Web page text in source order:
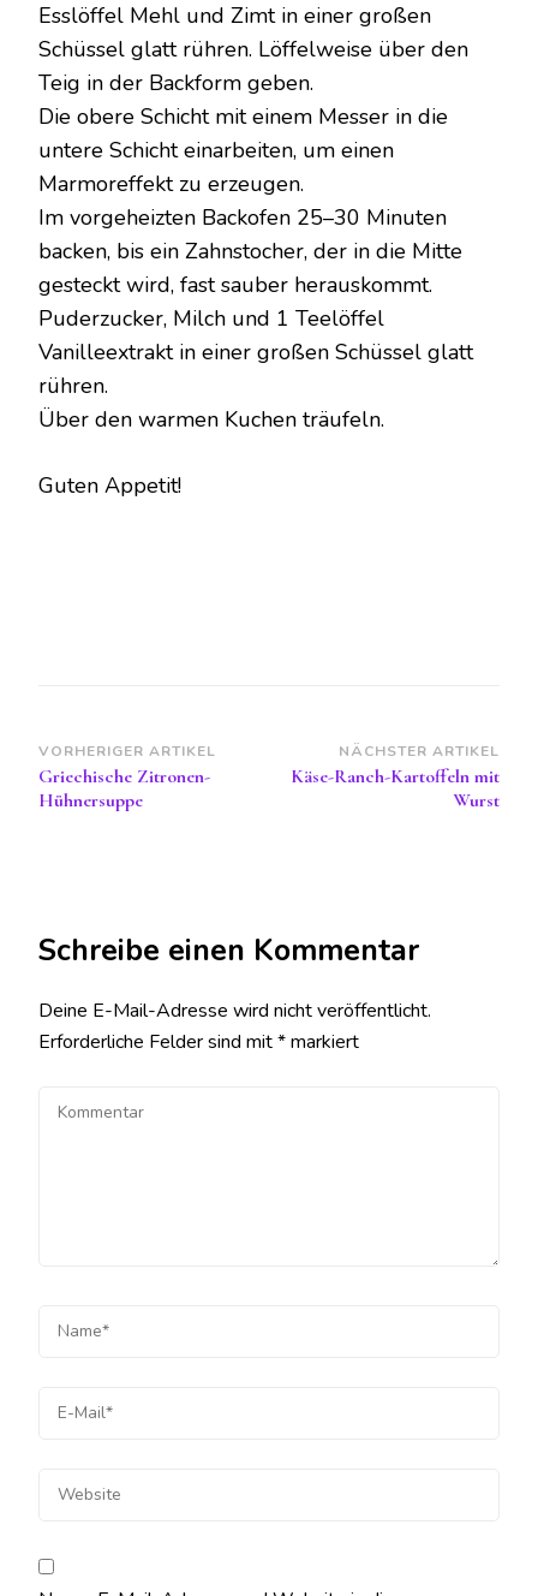
Esslöffel Mehl und Zimt in einer großen
Schüssel glatt rühren. Löffelweise über den
Teig in der Backform geben.
Die obere Schicht mit einem Messer in die
untere Schicht einarbeiten, um einen
Marmoreffekt zu erzeugen.
Im vorgeheizten Backofen 25–30 Minuten
backen, bis ein Zahnstocher, der in die Mitte
gesteckt wird, fast sauber herauskommt.
Puderzucker, Milch und 1 Teelöffel
Vanilleextrakt in einer großen Schüssel glatt
rühren.
Über den warmen Kuchen träufeln.
Guten Appetit!
Beitragsnavigation
VORHERIGER ARTIKEL
Griechische Zitronen-
Hühnersuppe
NÄCHSTER ARTIKEL
Käse-Ranch-Kartoffeln mit
Wurst
Schreibe einen Kommentar
Deine E-Mail-Adresse wird nicht veröffentlicht.
Erforderliche Felder sind mit*markiert